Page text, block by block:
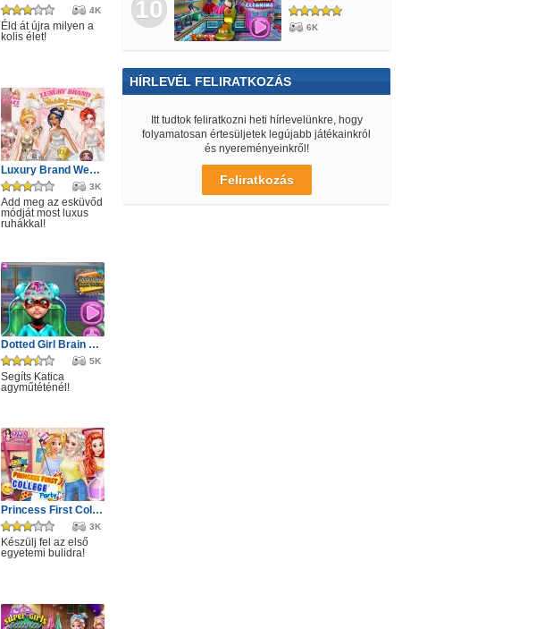
4K
Éld át újra milyen a
kolis élet!
Luxury Brand Wedding Gowns
3K
Add meg az esküvőd
módját most luxus
ruhákkal!
Dotted Girl Brain Doctor
5K
Segíts Katica
agyműtéténél!
Princess First College Party
3K
Készülj fel az első
egyetemi bulidra!
10
6K
HÍRLEVÉL FELIRATKOZÁS
Itt tudtok feliratkozni heti hírlevelünkre, hogy
folyamatosan értesüljetek legújabb játékainkról
és nyereményeinkről!
Feliratkozás